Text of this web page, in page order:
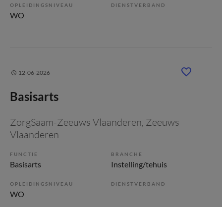
OPLEIDINGSNIVEAU
WO
DIENSTVERBAND
12-06-2026
Basisarts
ZorgSaam-Zeeuws Vlaanderen, Zeeuws
Vlaanderen
FUNCTIE
Basisarts
BRANCHE
Instelling/tehuis
OPLEIDINGSNIVEAU
WO
DIENSTVERBAND